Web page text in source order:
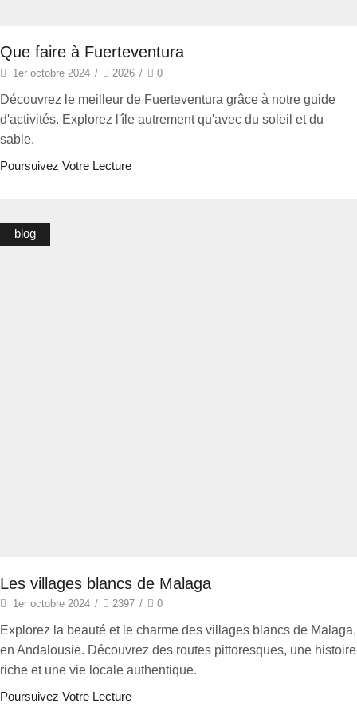
Que faire à Fuerteventura
1er octobre 2024 / 2026 / 0
Découvrez le meilleur de Fuerteventura grâce à notre guide
d'activités. Explorez l'île autrement qu'avec du soleil et du
sable.
Poursuivez Votre Lecture
blog
Les villages blancs de Malaga
1er octobre 2024 / 2397 / 0
Explorez la beauté et le charme des villages blancs de Malaga,
en Andalousie. Découvrez des routes pittoresques, une histoire
riche et une vie locale authentique.
Poursuivez Votre Lecture